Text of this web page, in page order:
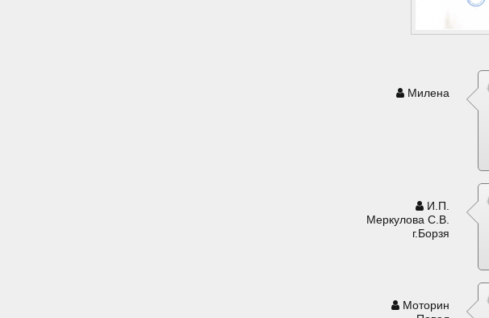
Милена
И.П.
Меркулова С.В.
г.Борзя
Моторин